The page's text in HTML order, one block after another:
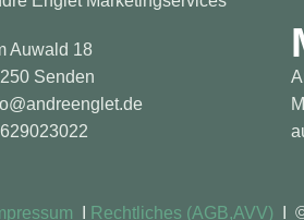
Auwald 18
Senden
Rechtliches (AGB,AVV) I